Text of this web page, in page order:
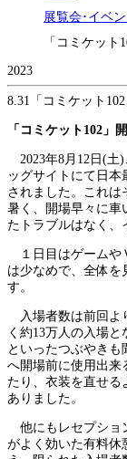
展覧会･イベ
「コミケット
2023
8.31 「コミケット
「コミケット102」
2023年8月12日(土
ッグサイトにて日本
されました。これは
暑く、開場早々に車
たトラブルはなく、
１日目はゲームや
は少なめで、全体を
す。
入場者数は前回よ
く約13万人の入場
といったつぶやき
へ開場前に使用出来
たり、衣装を直せる
ありました。
他にもレセプショ
がよく効いた有料休